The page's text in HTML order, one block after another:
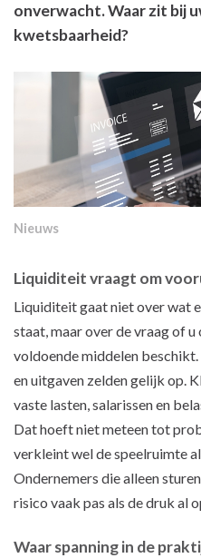
onverwacht. Waar zit bij
kwetsbaarheid?
Nieuws
Liquiditeit vraagt om
Liquiditeit gaat niet over wat
staat, maar over de vraag of
voldoende middelen
en uitgaven zelden gelijk op.
vaste lasten, salarissen en
Dat hoeft niet meteen tot
verkleint wel de speelruimte
Ondernemers die alleen
risico vaak pas als de druk al
Waar spanning in de